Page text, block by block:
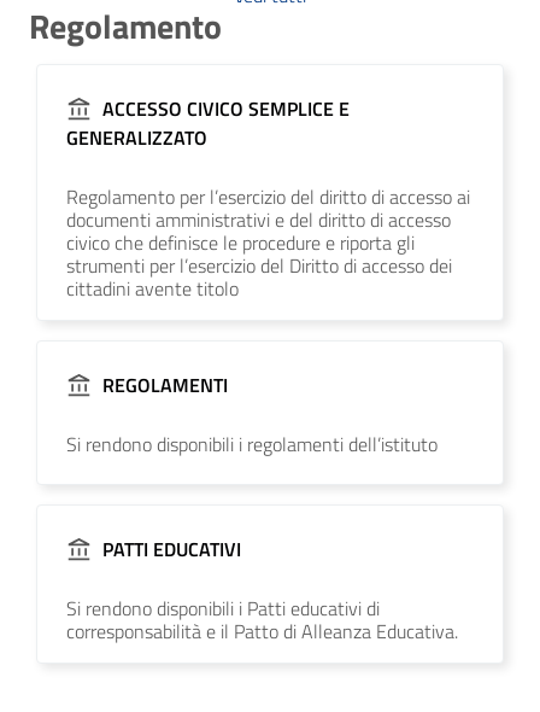
Regolamento
ACCESSO CIVICO SEMPLICE E
GENERALIZZATO
Regolamento per l’esercizio del diritto di accesso ai
documenti amministrativi e del diritto di accesso
civico che definisce le procedure e riporta gli
strumenti per l’esercizio del Diritto di accesso dei
cittadini avente titolo
REGOLAMENTI
Si rendono disponibili i regolamenti dell’istituto
PATTI EDUCATIVI
Si rendono disponibili i Patti educativi di
corresponsabilità e il Patto di Alleanza Educativa.